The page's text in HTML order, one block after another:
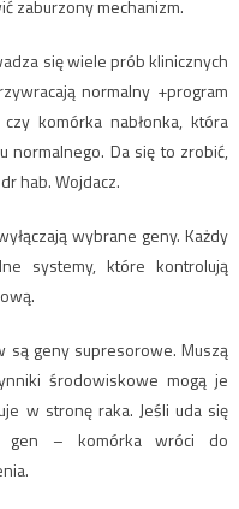
zaburzony mechanizm.
się wiele prób klinicznych
normalny +program
komórka nabłonka, która
normalnego. Da się to zrobić,
hab. Wojdacz.
wybrane geny. Każdy
systemy, które kontrolują
są geny supresorowe. Muszą
środowiskowe mogą je
w stronę raka. Jeśli uda się
gen – komórka wróci do